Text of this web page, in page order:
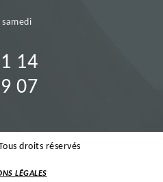
14
07
droits réservés
LÉGALES